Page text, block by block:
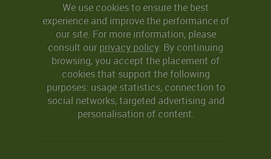
We use cookies to ensure the best
experience and improve the performance of
our site. For more information, please
consult ourprivacy policy. By continuing
browsing, you accept the placement of
cookies that support the following
purposes: usage statistics, connection to
social networks, targeted advertising and
personalisation of content.